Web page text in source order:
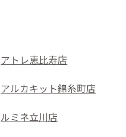
アトレ恵比寿店
アルカキット錦糸町店
ルミネ立川店